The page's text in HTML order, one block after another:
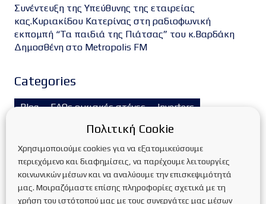
Συνέντευξη της Υπεύθυνης της εταιρείας
κας.Κυριακίδου Κατερίνας στη ραδιοφωνική
εκπομπή “Τα παιδιά της Πιάτσας” του κ.Βαρδάκη
Δημοσθένη στο Metropolis FM
Categories
Blog FAQs οικιακές στέγες
Inverters
Service Φ/Β πάρκων
Trackers
ΑΔΕΙΟΔΟΤΗΣΕΙΣ
Ανανεώσιμες πηγές ενέργειας
ΑΝΤΛΙΕΣ ΘΕΡΜΟΤΗΤΑΣ
Αντλίες θερμότητας
ΑΥΤΟΝΟΜΑ Φ/Β ΣΥΣΤΗΜΑΤΑ
Πολιτική Cookie
Χρησιμοποιούμε cookies για να εξατομικεύσουμε
περιεχόμενο και διαφημίσεις, να παρέχουμε λειτουργίες
κοινωνικών μέσων και να αναλύουμε την επισκεψιμότητά
μας. Μοιραζόμαστε επίσης πληροφορίες σχετικά με τη
χρήση του ιστότοπού μας με τους συνεργάτες μας μέσων